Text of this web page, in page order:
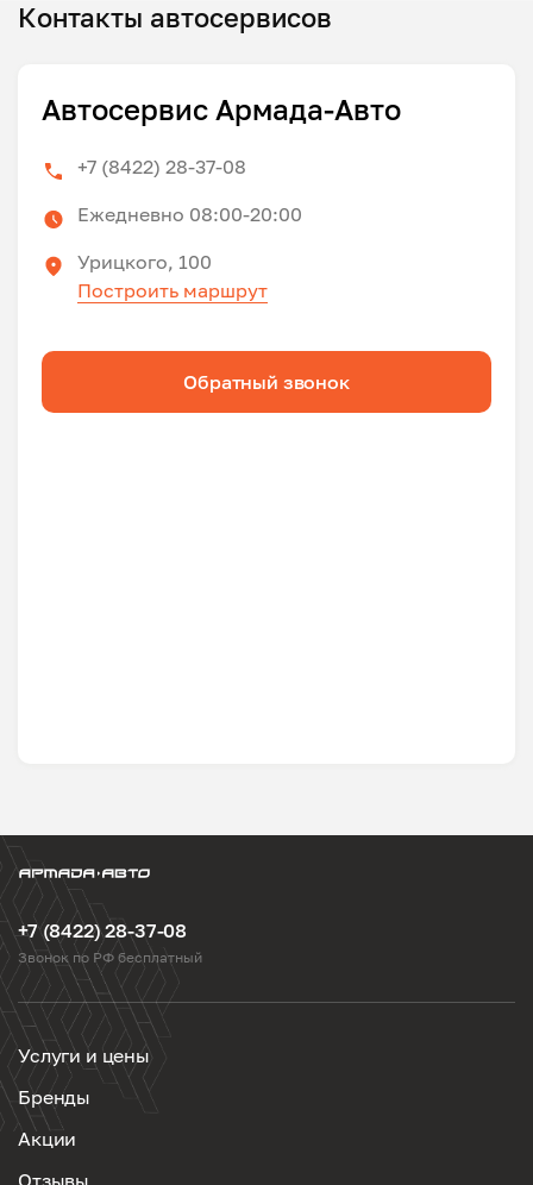
Контакты автосервисов
Автосервис Армада-Авто
+7 (8422) 28-37-08
Ежедневно 08:00-20:00
Урицкого, 100
Построить маршрут
Обратный звонок
+7 (8422) 28-37-08
Звонок по РФ бесплатный
Услуги и цены
Бренды
Акции
Отзывы